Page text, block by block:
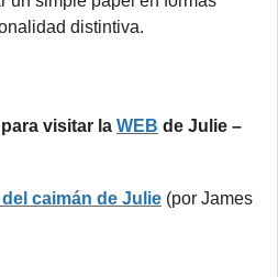
distintiva.
visitar la WEB de Julie –
caimán de Julie (por James